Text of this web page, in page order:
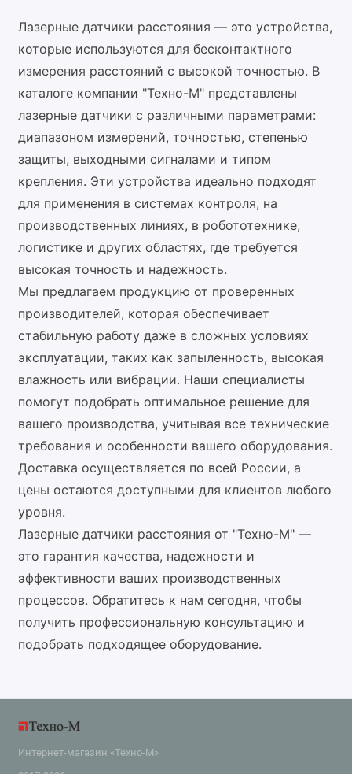
Лазерные датчики расстояния — это устройства,
которые используются для бесконтактного
измерения расстояний с высокой точностью. В
каталоге компании "Техно-М" представлены
лазерные датчики с различными параметрами:
диапазоном измерений, точностью, степенью
защиты, выходными сигналами и типом
крепления. Эти устройства идеально подходят
для применения в системах контроля, на
производственных линиях, в робототехнике,
логистике и других областях, где требуется
высокая точность и надежность.
Мы предлагаем продукцию от проверенных
производителей, которая обеспечивает
стабильную работу даже в сложных условиях
эксплуатации, таких как запыленность, высокая
влажность или вибрации. Наши специалисты
помогут подобрать оптимальное решение для
вашего производства, учитывая все технические
требования и особенности вашего оборудования.
Доставка осуществляется по всей России, а
цены остаются доступными для клиентов любого
уровня.
Лазерные датчики расстояния от "Техно-М" —
это гарантия качества, надежности и
эффективности ваших производственных
процессов. Обратитесь к нам сегодня, чтобы
получить профессиональную консультацию и
подобрать подходящее оборудование.
Интернет-магазин «Техно-М»